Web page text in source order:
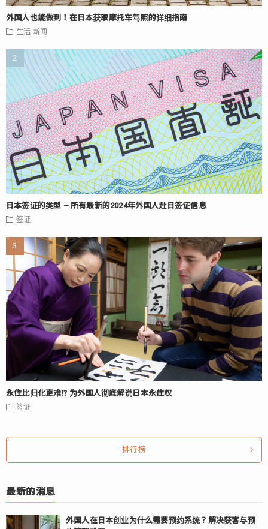
外国人也能做到！在日本获取摩托车驾照的详细指南
生活 新闻
日本签证的类型 – 所有最新的2024年外国人赴日签证信息
签证
永住比归化更难⁉ 为外国人彻底解说日本永住权
签证
排行榜
最新的消息
外国人在日本创业为什么需要预约系统？解决获客与预